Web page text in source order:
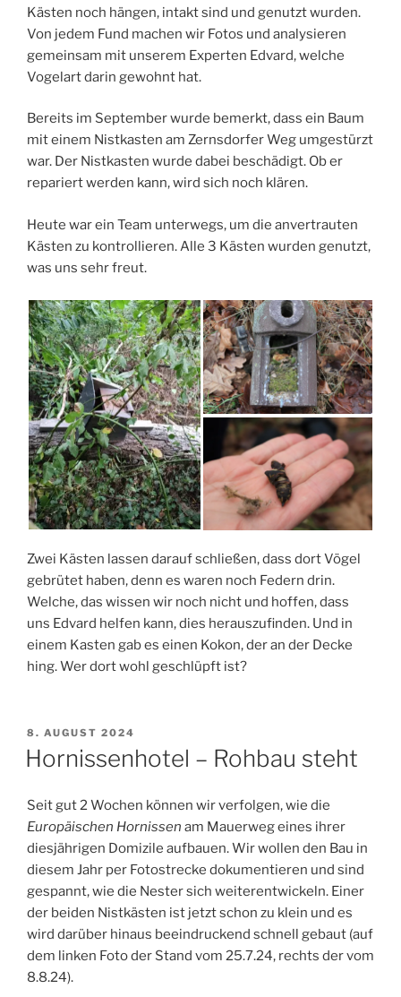
Kästen noch hängen, intakt sind und genutzt wurden.
Von jedem Fund machen wir Fotos und analysieren
gemeinsam mit unserem Experten Edvard, welche
Vogelart darin gewohnt hat.
Bereits im September wurde bemerkt, dass ein Baum
mit einem Nistkasten am Zernsdorfer Weg umgestürzt
war. Der Nistkasten wurde dabei beschädigt. Ob er
repariert werden kann, wird sich noch klären.
Heute war ein Team unterwegs, um die anvertrauten
Kästen zu kontrollieren. Alle 3 Kästen wurden genutzt,
was uns sehr freut.
Zwei Kästen lassen darauf schließen, dass dort Vögel
gebrütet haben, denn es waren noch Federn drin.
Welche, das wissen wir noch nicht und hoffen, dass
uns Edvard helfen kann, dies herauszufinden. Und in
einem Kasten gab es einen Kokon, der an der Decke
hing. Wer dort wohl geschlüpft ist?
VERÖFFENTLICHT
AM
8. AUGUST 2024
Hornissenhotel – Rohbau steht
Seit gut 2 Wochen können wir verfolgen, wie die
Europäischen Hornissen am Mauerweg eines ihrer
diesjährigen Domizile aufbauen. Wir wollen den Bau in
diesem Jahr per Fotostrecke dokumentieren und sind
gespannt, wie die Nester sich weiterentwickeln. Einer
der beiden Nistkästen ist jetzt schon zu klein und es
wird darüber hinaus beeindruckend schnell gebaut (auf
dem linken Foto der Stand vom 25.7.24, rechts der vom
8.8.24).